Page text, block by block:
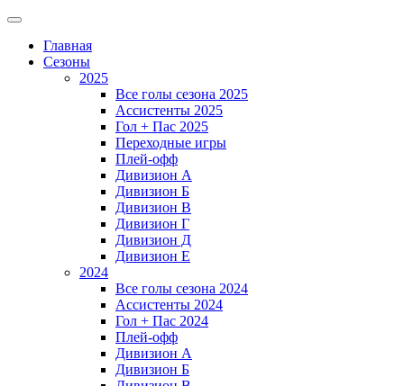
Главная
Сезоны
2025
Все голы сезона 2025
Ассистенты 2025
Гол + Пас 2025
Переходные игры
Плей-офф
Дивизион A
Дивизион Б
Дивизион В
Дивизион Г
Дивизион Д
Дивизион Е
2024
Все голы сезона 2024
Ассистенты 2024
Гол + Пас 2024
Плей-офф
Дивизион A
Дивизион Б